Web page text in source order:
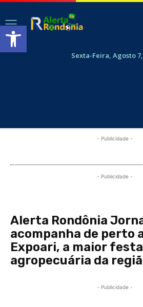
Abrir a barra de ferramentas
Sexta-Feira, Agosto 7,
- Publicidade -
- Publicidade -
Alerta Rondônia
acompanha de perto
Expoari, a maior festa
agropecuária da
- Publicidade -